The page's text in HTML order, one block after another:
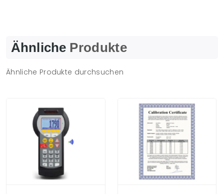
Ähnliche Produkte
Ähnliche Produkte durchsuchen